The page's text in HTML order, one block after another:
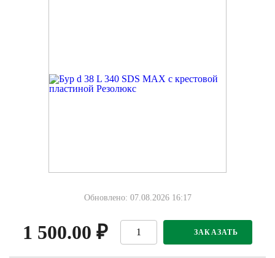
Обновлено: 07.08.2026 16:17
1 500.00 ₽ ЗАКАЗАТЬ